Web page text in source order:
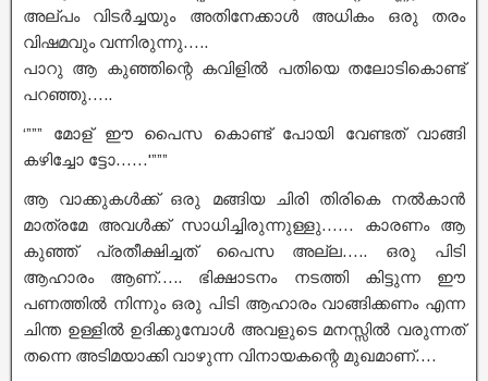
അല്പം വിടർച്ചയും അതിനേക്കാൾ അധികം ഒരു തരം
വിഷമവും വന്നിരുന്നു…..
പാറു ആ കുഞ്ഞിന്റെ കവിളിൽ പതിയെ തലോടികൊണ്ട്
പറഞ്ഞു…..
‘””” മോള്‌ ഈ പൈസ കൊണ്ട് പോയി വേണ്ടത് വാങ്ങി
കഴിച്ചോ ട്ടോ……'”””
ആ വാക്കുകൾക്ക് ഒരു മങ്ങിയ ചിരി തിരികെ നൽകാൻ
മാത്രമേ അവൾക്ക് സാധിച്ചിരുന്നുള്ളു…… കാരണം ആ
കുഞ്ഞ് പ്രതീക്ഷിച്ചത് പൈസ അല്ല….. ഒരു പിടി
ആഹാരം ആണ്….. ഭിക്ഷാടനം നടത്തി കിട്ടുന്ന ഈ
പണത്തിൽ നിന്നും ഒരു പിടി ആഹാരം വാങ്ങിക്കണം എന്ന
ചിന്ത ഉള്ളിൽ ഉദിക്കുമ്പോൾ അവളുടെ മനസ്സിൽ വരുന്നത്
തന്നെ അടിമയാക്കി വാഴുന്ന വിനായകന്റെ മുഖമാണ്….